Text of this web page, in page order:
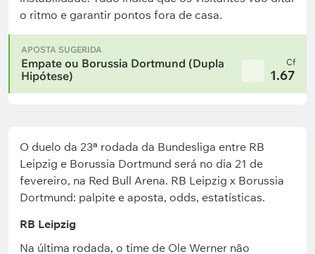
o ritmo e garantir pontos fora de casa.
APOSTA SUGERIDA
Empate ou Borussia Dortmund (Dupla
Hipótese)
Cf
1.67
O duelo da 23ª rodada da Bundesliga entre RB
Leipzig e Borussia Dortmund será no dia 21 de
fevereiro, na Red Bull Arena. RB Leipzig x Borussia
Dortmund: palpite e aposta, odds, estatísticas.
RB Leipzig
Na última rodada, o time de Ole Werner não